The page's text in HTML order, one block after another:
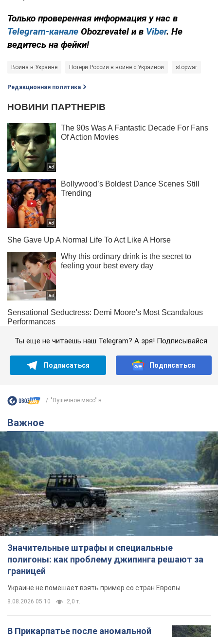
Только проверенная информация у нас в
Telegram-канале Obozrevatel и в Viber. Не
ведитесь на фейки!
Война в Украине Потери России в войне с Украиной stopwar
Редакционная политика
Ты еще не читаешь наш Telegram? А зря! Подписывайся
Подписаться Подписаться
"Пушечное мясо" в...
Важное
Значительные штрафы и специальные
полигоны: как проблему джипинга решают за
границей
Украине не помешает взять пример со стран Европы
8.08.2026 05:10 2,0 т.
В Прикарпатье после аномальной